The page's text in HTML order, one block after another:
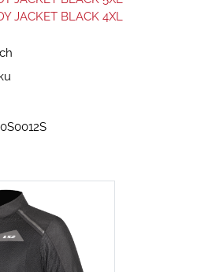
JACKET BLACK 4XL